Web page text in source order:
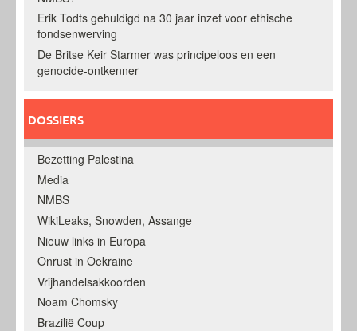
Erik Todts gehuldigd na 30 jaar inzet voor ethische
fondsenwerving
De Britse Keir Starmer was principeloos en een
genocide-ontkenner
DOSSIERS
Bezetting Palestina
Media
NMBS
WikiLeaks, Snowden, Assange
Nieuw links in Europa
Onrust in Oekraine
Vrijhandelsakkoorden
Noam Chomsky
Brazilië Coup